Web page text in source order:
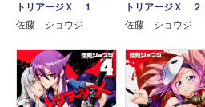
トリアージＸ １
佐藤 ショウジ
トリアージＸ ２
佐藤 ショウジ